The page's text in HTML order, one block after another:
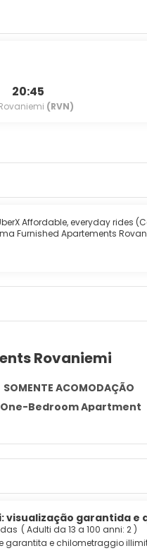
20:45
(RVN)
Affordable, everyday rides
Furnished Apartements
Rovaniemi
SOMENTE ACOMODAÇÃO
One-Bedroom Apartment
visualização garantida
( Adulti da 13 a 100 anni: 2 )
garantita e chilometraggio